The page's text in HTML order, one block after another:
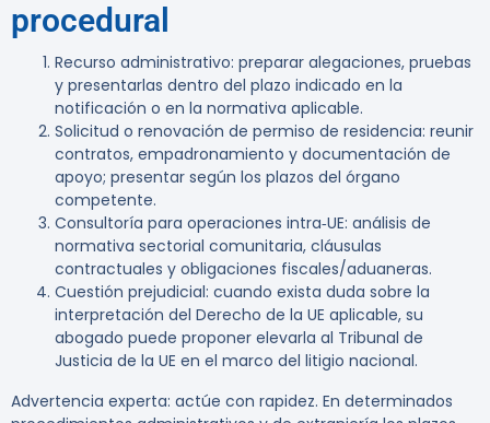
procedural
Recurso administrativo: preparar alegaciones, pruebas
y presentarlas dentro del plazo indicado en la
notificación o en la normativa aplicable.
Solicitud o renovación de permiso de residencia: reunir
contratos, empadronamiento y documentación de
apoyo; presentar según los plazos del órgano
competente.
Consultoría para operaciones intra‑UE: análisis de
normativa sectorial comunitaria, cláusulas
contractuales y obligaciones fiscales/aduaneras.
Cuestión prejudicial: cuando exista duda sobre la
interpretación del Derecho de la UE aplicable, su
abogado puede proponer elevarla al Tribunal de
Justicia de la UE en el marco del litigio nacional.
Advertencia experta: actúe con rapidez. En determinados